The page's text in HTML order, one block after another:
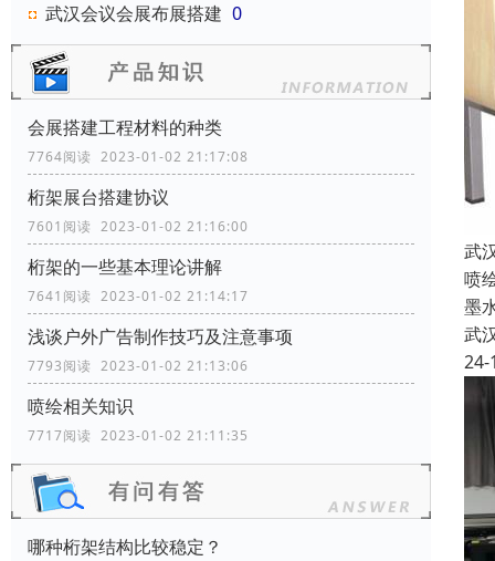
武汉会议会展布展搭建 0
会展搭建工程材料的种类
7764阅读 2023-01-02 21:17:08
桁架展台搭建协议
7601阅读 2023-01-02 21:16:00
桁架的一些基本理论讲解
7641阅读 2023-01-02 21:14:17
浅谈户外广告制作技巧及注意事项
7793阅读 2023-01-02 21:13:06
喷绘相关知识
7717阅读 2023-01-02 21:11:35
哪种桁架结构比较稳定？
武
喷
墨
武
24-